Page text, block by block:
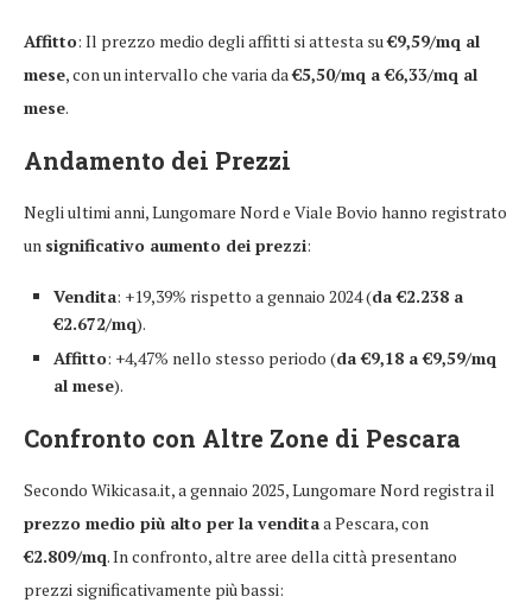
Affitto: Il prezzo medio degli affitti si attesta su€9,59/mq al
mese, con un intervallo che varia da€5,50/mq a €6,33/mq al
mese.
Andamento dei Prezzi
Negli ultimi anni, Lungomare Nord e Viale Bovio hanno registrato
un significativo aumento dei prezzi:
Vendita: +19,39% rispetto a gennaio 2024 (da €2.238 a
€2.672/mq).
Affitto: +4,47% nello stesso periodo (da €9,18 a €9,59/mq
al mese).
Confronto con Altre Zone di Pescara
Secondo Wikicasa.it, a gennaio 2025, Lungomare Nord registra il
prezzo medio più alto per la venditaa Pescara, con
€2.809/mq. In confronto, altre aree della città presentano
prezzi significativamente più bassi: